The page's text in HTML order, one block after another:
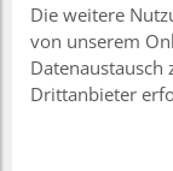
Die weitere
von unserem
Datenaustausch
Drittanbieter